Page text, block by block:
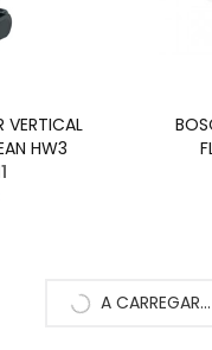
VERTICAL
HW3
A CARREGAR...